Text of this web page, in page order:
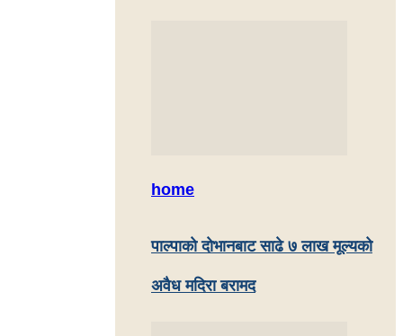
home
पाल्पाकाे दाेभानबाट साढे ७ लाख मूल्यको
अवैध मदिरा बरामद